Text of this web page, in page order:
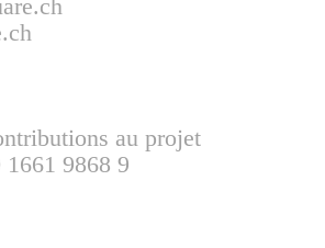
au projet
9868 9